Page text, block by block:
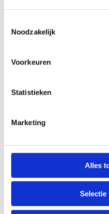
Noodzakelijk
Voorkeuren
Statistieken
Marketing
Alles
Selectie